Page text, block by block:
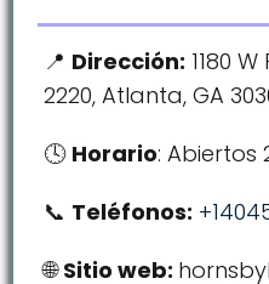
Dirección: 1180
2220, Atlanta, GA
Horario: Abiertos
Teléfonos:
Sitio web: